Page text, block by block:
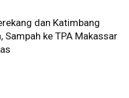
dan Katimbang
Sampah ke TPA Makassar